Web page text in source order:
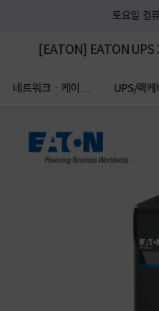
토요일 컴
[EATON] EATON UPS
네트워크ㆍ케이블
UPS/랙케